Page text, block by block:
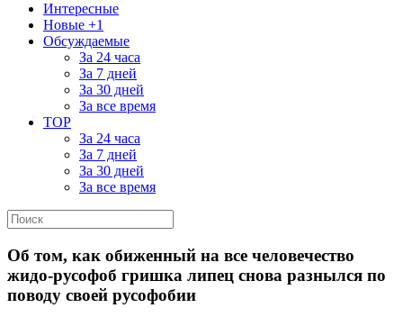
Интересные
Новые +1
Обсуждаемые
За 24 часа
За 7 дней
За 30 дней
За все время
TOP
За 24 часа
За 7 дней
За 30 дней
За все время
Об том, как обиженный на все человечество
жидо-русофоб гришка липец снова разнылся по
поводу своей русофобии